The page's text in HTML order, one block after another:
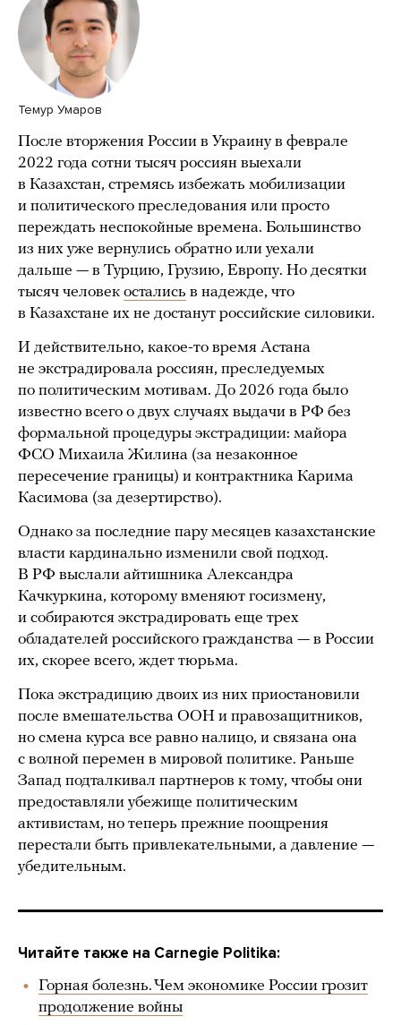
Темур Умаров
После вторжения России в Украину в феврале
2022 года сотни тысяч россиян выехали
в Казахстан, стремясь избежать мобилизации
и политического преследования или просто
переждать неспокойные времена. Большинство
из них уже вернулись обратно или уехали
дальше — в Турцию, Грузию, Европу. Но десятки
тысяч человек остались в надежде, что
в Казахстане их не достанут российские силовики.
И действительно, какое-то время Астана
не экстрадировала россиян, преследуемых
по политическим мотивам. До 2026 года было
известно всего о двух случаях выдачи в РФ без
формальной процедуры экстрадиции: майора
ФСО Михаила Жилина (за незаконное
пересечение границы) и контрактника Карима
Касимова (за дезертирство).
Однако за последние пару месяцев казахстанские
власти кардинально изменили свой подход.
В РФ выслали айтишника Александра
Качкуркина, которому вменяют госизмену,
и собираются экстрадировать еще трех
обладателей российского гражданства — в России
их, скорее всего, ждет тюрьма.
Пока экстрадицию двоих из них приостановили
после вмешательства ООН и правозащитников,
но смена курса все равно налицо, и связана она
с волной перемен в мировой политике. Раньше
Запад подталкивал партнеров к тому, чтобы они
предоставляли убежище политическим
активистам, но теперь прежние поощрения
перестали быть привлекательными, а давление —
убедительным.
Читайте также на Carnegie Politika:
Горная болезнь. Чем экономике России грозит
продолжение войны